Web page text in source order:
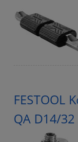
FESTOOL
QA D14/32